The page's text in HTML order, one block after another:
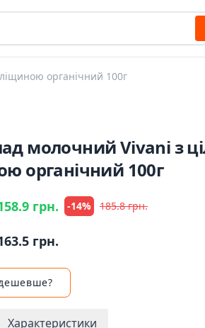
органічний 100г
молочний Vivani з
органічний 100г
грн. -14% 185.8 грн.
грн.
Характеристики